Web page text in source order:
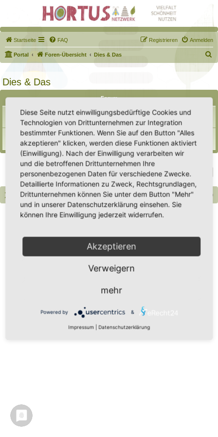
Startseite FAQ Anmelden
Registrieren
Portal Foren-Übersicht Dies & Das
u
h
Dies & Das
Forum
Samentauschpaket
Themen:7
Biete / Suche / Tausche
Themen:10
Gehe zu
Portal Foren-Übersicht Alle Zeiten sindUTC+02:00
Copyright - Hortus-Netzwerk.de unterstützt durch phpBB
Diese Seite nutzt einwilligungsbedürftige Cookies und
Technologien von Drittunternehmen zur Integration
bestimmter Funktionen. Wenn Sie auf den Button "Alles
akzeptieren" klicken, werden diese Funktionen aktiviert
(Einwilligung). Nach der Einwilligung verarbeiten wir
und die betroffenen Drittunternehmen Ihre
personenbezogenen Daten für verschiedene Zwecke.
Detaillierte Informationen zu Zweck, Rechtsgrundlagen,
Drittunternehmen können Sie unter dem Button "Mehr"
und in unserer Datenschutzerklärung einsehen. Sie
können Ihre Einwilligung jederzeit widerrufen.
Akzeptieren
Verweigern
mehr
Powered by &
Impressum Datenschutzerklärung